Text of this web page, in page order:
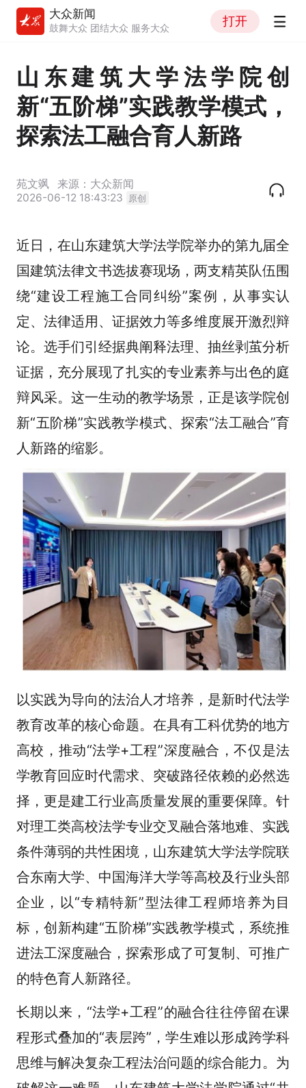
大众新闻
鼓舞大众 团结大众 服务大众
打开
山东建筑大学法学院创
新“五阶梯”实践教学模式，
探索法工融合育人新路
苑文飒
来源：大众新闻
2026-06-12 18:43:23
原创
近日，在山东建筑大学法学院举办的第九届全
国建筑法律文书选拔赛现场，两支精英队伍围
绕“建设工程施工合同纠纷”案例，从事实认
定、法律适用、证据效力等多维度展开激烈辩
论。选手们引经据典阐释法理、抽丝剥茧分析
证据，充分展现了扎实的专业素养与出色的庭
辩风采。这一生动的教学场景，正是该学院创
新“五阶梯”实践教学模式、探索“法工融合”育
人新路的缩影。
以实践为导向的法治人才培养，是新时代法学
教育改革的核心命题。在具有工科优势的地方
高校，推动“法学+工程”深度融合，不仅是法
学教育回应时代需求、突破路径依赖的必然选
择，更是建工行业高质量发展的重要保障。针
对理工类高校法学专业交叉融合落地难、实践
条件薄弱的共性困境，山东建筑大学法学院联
合东南大学、中国海洋大学等高校及行业头部
企业，以“专精特新”型法律工程师培养为目
标，创新构建“五阶梯”实践教学模式，系统推
进法工深度融合，探索形成了可复制、可推广
的特色育人新路径。
长期以来，“法学+工程”的融合往往停留在课
程形式叠加的“表层跨”，学生难以形成跨学科
思维与解决复杂工程法治问题的综合能力。为